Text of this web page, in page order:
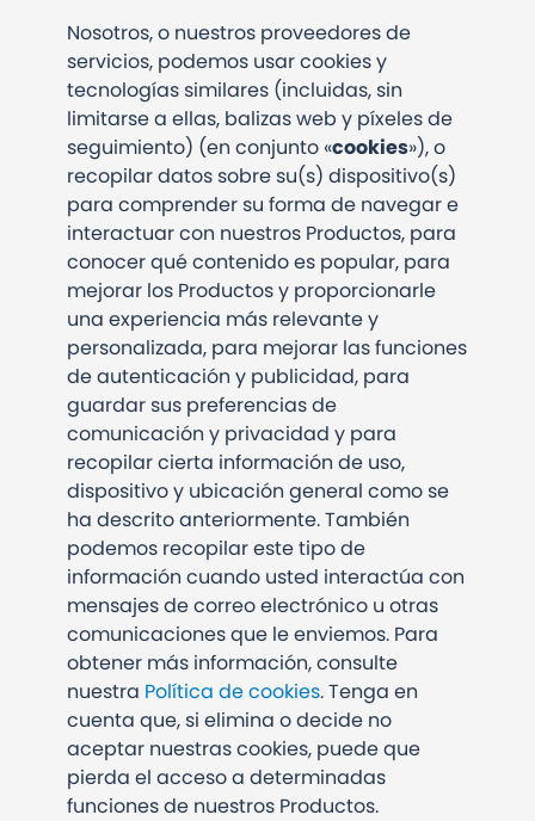
Nosotros, o nuestros proveedores de
servicios, podemos usar cookies y
tecnologías similares (incluidas, sin
limitarse a ellas, balizas web y píxeles de
seguimiento) (en conjunto «cookies»), o
recopilar datos sobre su(s) dispositivo(s)
para comprender su forma de navegar e
interactuar con nuestros Productos, para
conocer qué contenido es popular, para
mejorar los Productos y proporcionarle
una experiencia más relevante y
personalizada, para mejorar las funciones
de autenticación y publicidad, para
guardar sus preferencias de
comunicación y privacidad y para
recopilar cierta información de uso,
dispositivo y ubicación general como se
ha descrito anteriormente. También
podemos recopilar este tipo de
información cuando usted interactúa con
mensajes de correo electrónico u otras
comunicaciones que le enviemos. Para
obtener más información, consulte
nuestra Política de cookies. Tenga en
cuenta que, si elimina o decide no
aceptar nuestras cookies, puede que
pierda el acceso a determinadas
funciones de nuestros Productos.